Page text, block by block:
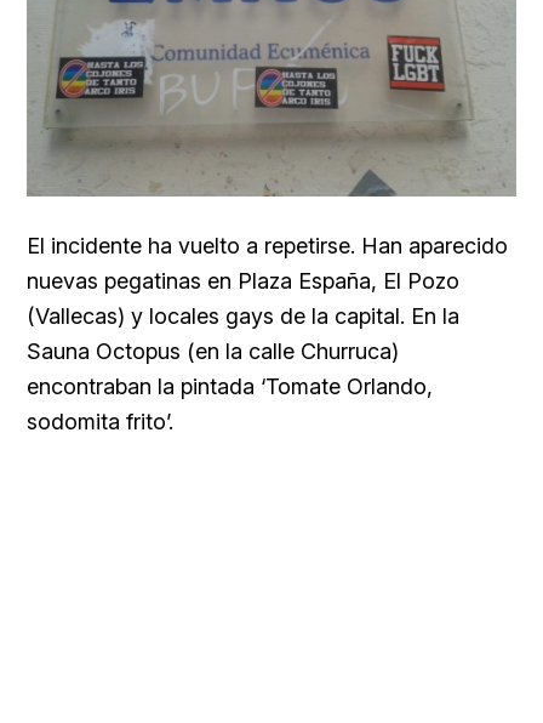
El incidente ha vuelto a repetirse. Han aparecido
nuevas pegatinas en Plaza España, El Pozo
(Vallecas) y locales gays de la capital. En la
Sauna Octopus (en la calle Churruca)
encontraban la pintada ‘Tomate Orlando,
sodomita frito’.